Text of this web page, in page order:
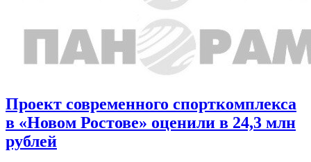
Проект современного спорткомплекса
в «Новом Ростове» оценили в 24,3 млн
рублей